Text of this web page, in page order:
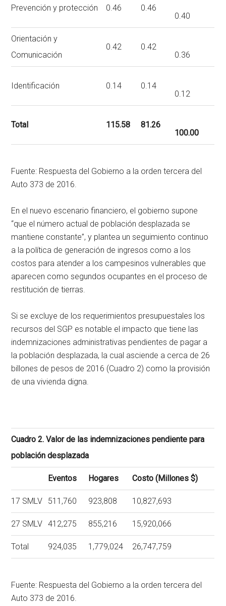
Prevención y protección 0.46
0.46
0.40
Orientación y
Comunicación
0.42
0.42
0.36
Identificación 0.14
0.14
0.12
Total 115.58
81.26
100.00
Fuente: Respuesta del Gobierno a la orden tercera del
Auto 373 de 2016.
En el nuevo escenario financiero, el gobierno supone
“que el número actual de población desplazada se
mantiene constante”, y plantea un seguimiento continuo
a la política de generación de ingresos como a los
costos para atender a los campesinos vulnerables que
aparecen como segundos ocupantes en el proceso de
restitución de tierras.
Si se excluye de los requerimientos presupuestales los
recursos del SGP es notable el impacto que tiene las
indemnizaciones administrativas pendientes de pagar a
la población desplazada, la cual asciende a cerca de 26
billones de pesos de 2016 (Cuadro 2) como la provisión
de una vivienda digna.
Cuadro 2. Valor de las indemnizaciones pendiente para
población desplazada
Eventos Hogares Costo (Millones $)
17 SMLV 511,760 923,808 10,827,693
27 SMLV 412,275 855,216 15,920,066
Total 924,035 1,779,024 26,747,759
Fuente: Respuesta del Gobierno a la orden tercera del
Auto 373 de 2016.